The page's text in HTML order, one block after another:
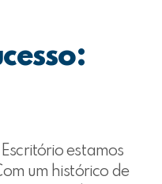
estamos
um histórico de